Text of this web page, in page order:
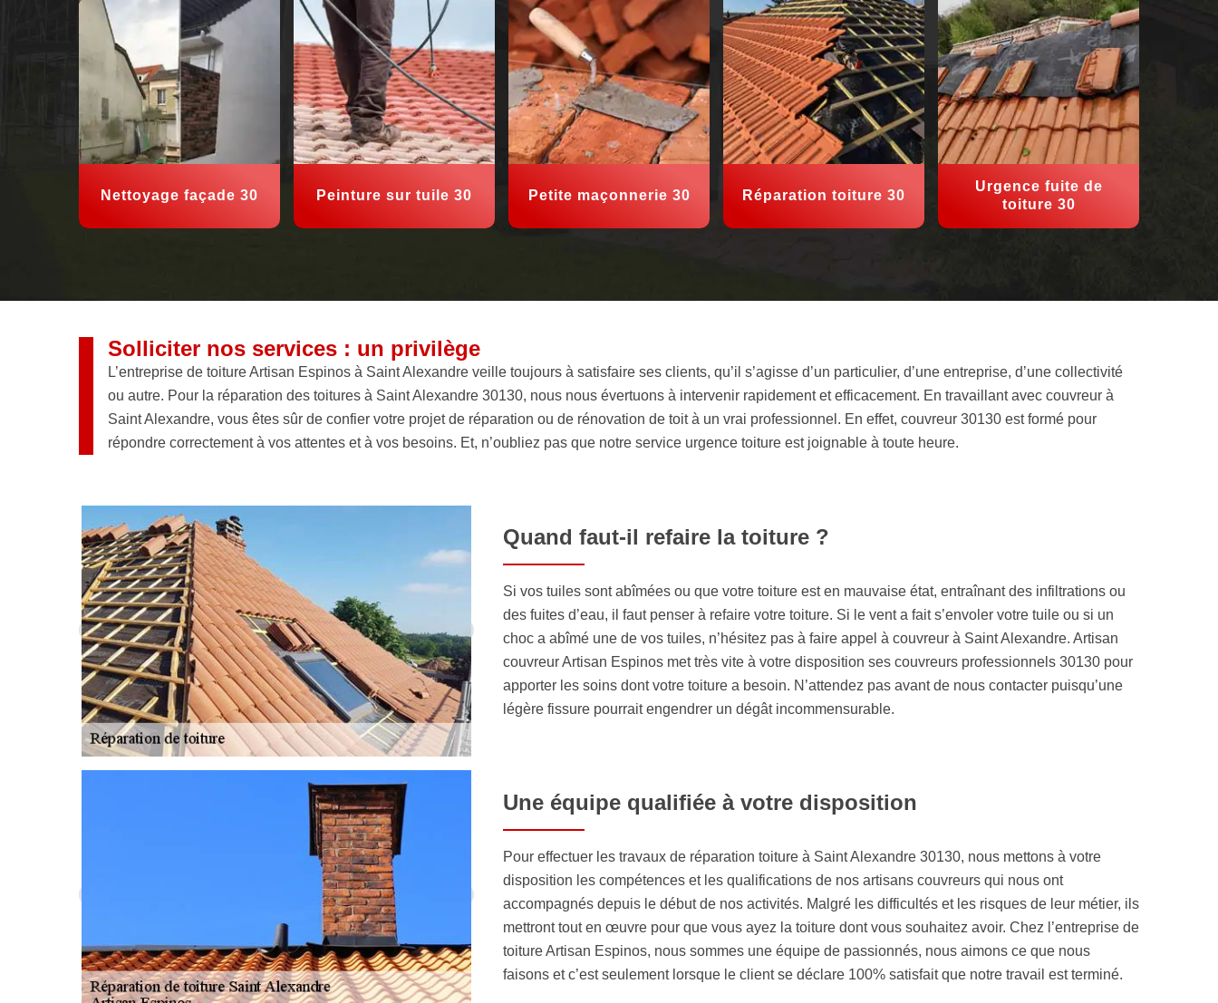
Nettoyage façade 30 Peinture sur tuile 30 Petite maçonnerie 30 Réparation toiture 30
Urgence fuite de
toiture 30
Solliciter nos services : un privilège
L’entreprise de toiture Artisan Espinos à Saint Alexandre veille toujours à satisfaire ses clients, qu’il s’agisse d’un particulier, d’une entreprise, d’une collectivité
ou autre. Pour la réparation des toitures à Saint Alexandre 30130, nous nous évertuons à intervenir rapidement et efficacement. En travaillant avec couvreur à
Saint Alexandre, vous êtes sûr de confier votre projet de réparation ou de rénovation de toit à un vrai professionnel. En effet, couvreur 30130 est formé pour
répondre correctement à vos attentes et à vos besoins. Et, n’oubliez pas que notre service urgence toiture est joignable à toute heure.
Quand faut-il refaire la toiture ?
Si vos tuiles sont abîmées ou que votre toiture est en mauvaise état, entraînant des infiltrations ou
des fuites d’eau, il faut penser à refaire votre toiture. Si le vent a fait s’envoler votre tuile ou si un
choc a abîmé une de vos tuiles, n’hésitez pas à faire appel à couvreur à Saint Alexandre. Artisan
couvreur Artisan Espinos met très vite à votre disposition ses couvreurs professionnels 30130 pour
apporter les soins dont votre toiture a besoin. N’attendez pas avant de nous contacter puisqu’une
légère fissure pourrait engendrer un dégât incommensurable.
Une équipe qualifiée à votre disposition
Pour effectuer les travaux de réparation toiture à Saint Alexandre 30130, nous mettons à votre
disposition les compétences et les qualifications de nos artisans couvreurs qui nous ont
accompagnés depuis le début de nos activités. Malgré les difficultés et les risques de leur métier, ils
mettront tout en œuvre pour que vous ayez la toiture dont vous souhaitez avoir. Chez l’entreprise de
toiture Artisan Espinos, nous sommes une équipe de passionnés, nous aimons ce que nous
faisons et c’est seulement lorsque le client se déclare 100% satisfait que notre travail est terminé.